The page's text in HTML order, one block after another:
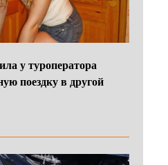
у туроператора
поездку в другой